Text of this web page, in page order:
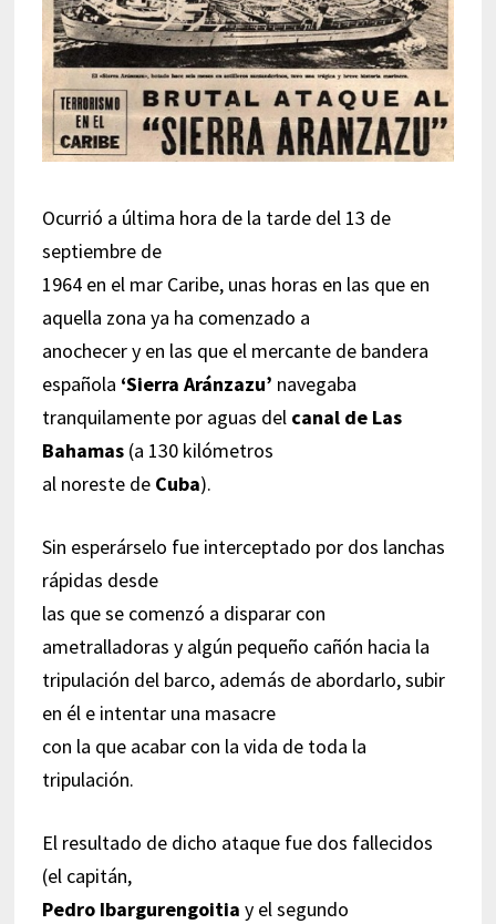
Ocurrió a última hora de la tarde del 13 de
septiembre de
1964 en el mar Caribe, unas horas en las que en
aquella zona ya ha comenzado a
anochecer y en las que el mercante de bandera
española ‘Sierra Aránzazu’ navegaba
tranquilamente por aguas del canal de Las
Bahamas(a 130 kilómetros
al noreste de Cuba).
Sin esperárselo fue interceptado por dos lanchas
rápidas desde
las que se comenzó a disparar con
ametralladoras y algún pequeño cañón hacia la
tripulación del barco, además de abordarlo, subir
en él e intentar una masacre
con la que acabar con la vida de toda la
tripulación.
El resultado de dicho ataque fue dos fallecidos
(el capitán,
Pedro Ibargurengoitia y el segundo